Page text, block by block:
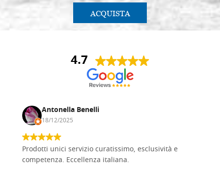
ACQUISTA
4.7
Antonella Benelli
18/12/2025
Prodotti unici servizio curatissimo, esclusività e
competenza. Eccellenza italiana.